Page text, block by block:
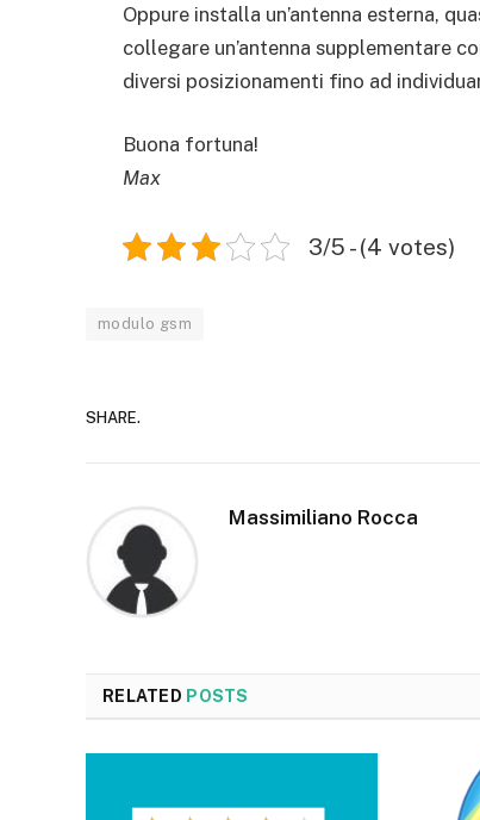
Oppure installa un’antenna esterna,
collegare un’antenna supplementare
diversi posizionamenti fino ad
Buona fortuna!
Max
3/5 - (4 votes)
modulo gsm
SHARE.
Massimiliano Rocca
RELATED POSTS